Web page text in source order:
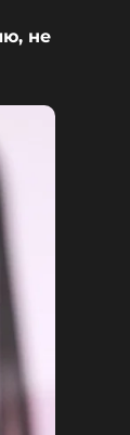
не